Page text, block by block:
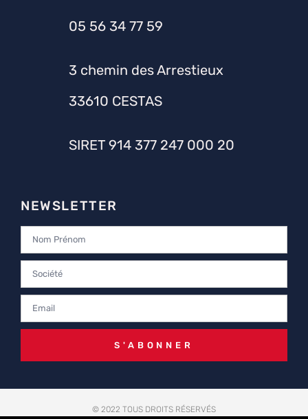
05 56 34 77 59
3 chemin des Arrestieux
33610 CESTAS
SIRET 914 377 247 000 20
NEWSLETTER
S'ABONNER
© 2022 TOUS DROITS RÉSERVÉS